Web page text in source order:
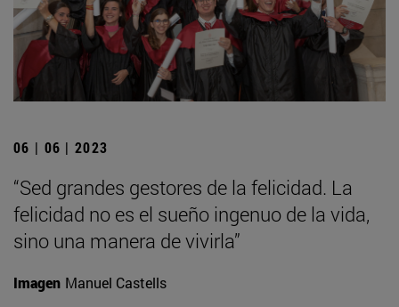
06 | 06 | 2023
“Sed grandes gestores de la felicidad. La
felicidad no es el sueño ingenuo de la vida,
sino una manera de vivirla”
Imagen Manuel Castells